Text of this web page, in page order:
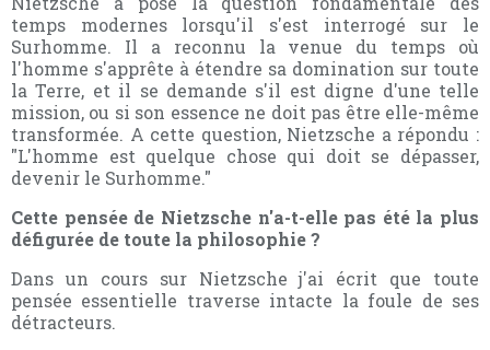
temps modernes lorsqu'il s'est interrogé sur le
Surhomme. Il a reconnu la venue du temps où
l'homme s'apprête à étendre sa domination sur toute
la Terre, et il se demande s'il est digne d'une telle
mission, ou si son essence ne doit pas être elle-même
transformée. A cette question, Nietzsche a répondu :
"L'homme est quelque chose qui doit se dépasser,
devenir le Surhomme."
Cette pensée de Nietzsche n'a-t-elle pas été la plus
défigurée de toute la philosophie ?
Dans un cours sur Nietzsche j'ai écrit que toute
pensée essentielle traverse intacte la foule de ses
détracteurs.